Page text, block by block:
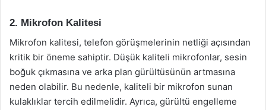
2. Mikrofon Kalitesi
Mikrofon kalitesi, telefon görüşmelerinin netliği açısından
kritik bir öneme sahiptir. Düşük kaliteli mikrofonlar, sesin
boğuk çıkmasına ve arka plan gürültüsünün artmasına
neden olabilir. Bu nedenle, kaliteli bir mikrofon sunan
kulaklıklar tercih edilmelidir. Ayrıca, gürültü engelleme